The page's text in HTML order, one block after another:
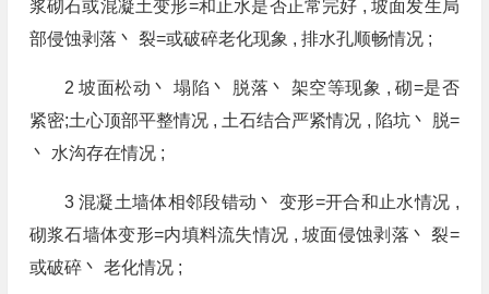
浆砌石或混凝土变形=和止水是否正常完好 , 坡面发生局
部侵蚀剥落丶 裂=或破碎老化现象 , 排水孔顺畅情况 ;
2 坡面松动丶 塌陷丶 脱落丶 架空等现象 , 砌=是否
紧密;土心顶部平整情况 , 土石结合严紧情况 , 陷坑丶 脱=
丶 水沟存在情况 ;
3 混凝土墙体相邻段错动丶 变形=开合和止水情况 ,
砌浆石墙体变形=内填料流失情况 , 坡面侵蚀剥落丶 裂=
或破碎丶 老化情况 ;